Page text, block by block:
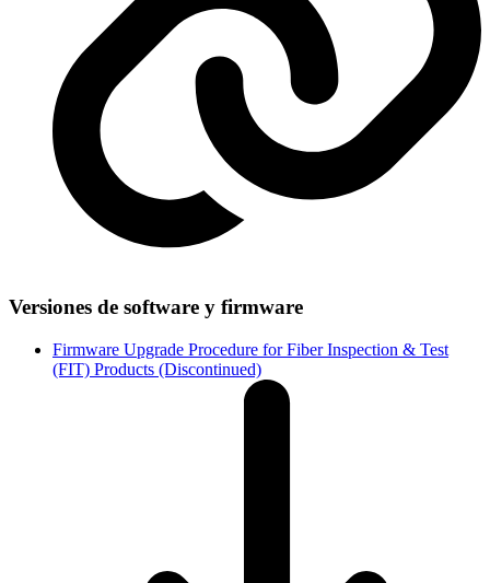
Versiones de software y firmware
Firmware Upgrade Procedure for Fiber Inspection & Test
(FIT) Products (Discontinued)